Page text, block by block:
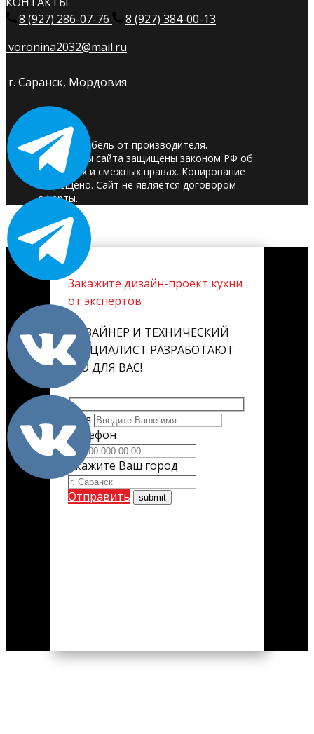
8 (927) 286-07-76
8 (927) 384-00-13
voronina2032@mail.ru
г. Саранск, Мордовия
© 2025. Мебель от производителя.
Материалы сайта защищены законом РФ об
авторских и смежных правах. Копирование
запрещено. Сайт не является договором
оферты.
Закажите дизайн-проект кухни
от экспертов
ДИЗАЙНЕР И ТЕХНИЧЕСКИЙ
СПЕЦИАЛИСТ РАЗРАБОТАЮТ
ЕГО ДЛЯ ВАС!
Имя
Телефон
Укажите Ваш город
Отправить